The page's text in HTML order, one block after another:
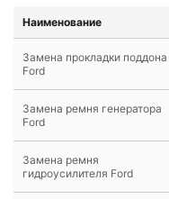
Наименование
Замена прокладки поддона
Ford
Замена ремня генератора
Ford
Замена ремня
гидроусилителя Ford